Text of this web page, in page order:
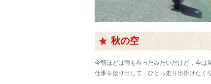
秋の空
今朝ほどは雨も有ったみたいだけど，今は
仕事を放り出して，ひとっ走り出掛けたく